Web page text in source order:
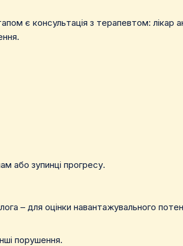
є консультація з терапевтом: лікар
або зупинці прогресу.
– для оцінки навантажувального
порушення.